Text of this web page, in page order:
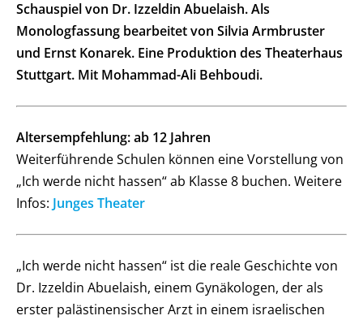
Schauspiel von Dr. Izzeldin Abuelaish. Als
Monologfassung bearbeitet von Silvia Armbruster
und Ernst Konarek. Eine Produktion des Theaterhaus
Stuttgart. Mit Mohammad-Ali Behboudi.
Altersempfehlung: ab 12 Jahren
Weiterführende Schulen können eine Vorstellung von
„Ich werde nicht hassen“ ab Klasse 8 buchen. Weitere
Infos: Junges Theater
„Ich werde nicht hassen“ ist die reale Geschichte von
Dr. Izzeldin Abuelaish, einem Gynäkologen, der als
erster palästinensischer Arzt in einem israelischen